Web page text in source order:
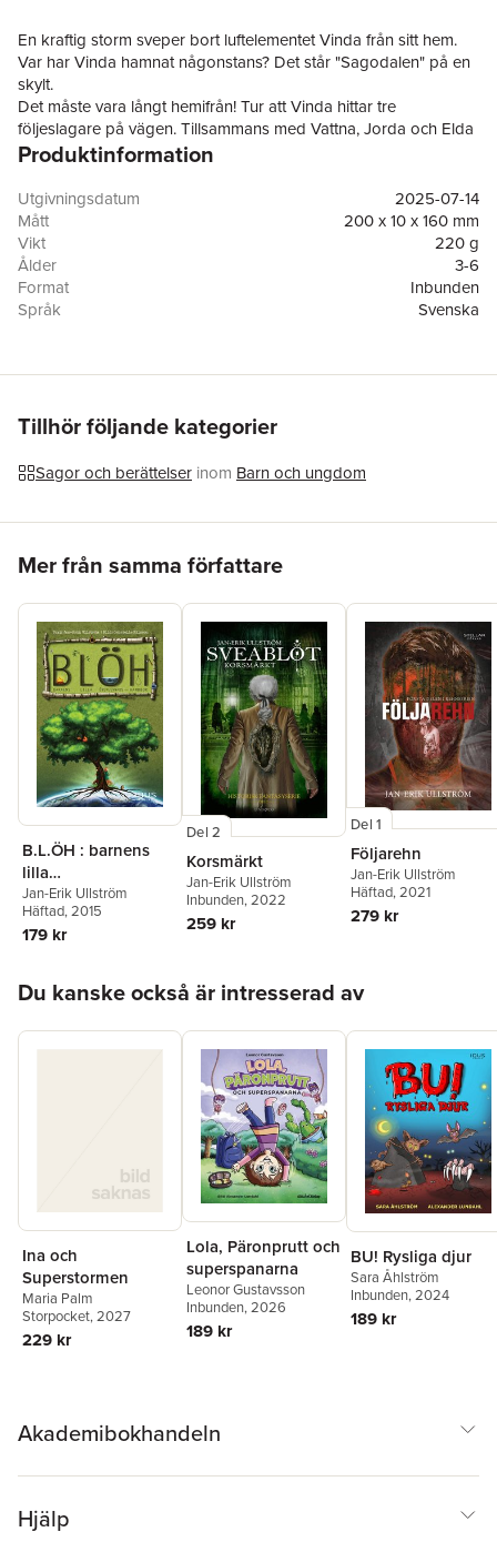
En kraftig storm sveper bort luftelementet Vinda från sitt hem.
Var har Vinda hamnat någonstans? Det står "Sagodalen" på en
skylt.
Det måste vara långt hemifrån! Tur att Vinda hittar tre
följeslagare på vägen. Tillsammans med Vattna, Jorda och Elda
ger de sig ut på en resa genom Sagodalen. De stöter på
som behöver deras hjälp. Vännerna kommer att behöva lösa
gåtor, övervinna hinder och samarbeta trots sina olikheter. Men
vad händer om de inte lyckas? Kan deras olikheter bli deras
största styrka? Och kommer de någonsin att hitta hem?
Är du redo att följa med Vinda och vännerna på deras första
stora äventyr i Elementens värld?
Produktinformation
Utgivningsdatum
2025-07-14
Mått
200 x 10 x 160 mm
Vikt
220 g
Ålder
3-6
Format
Inbunden
Språk
Svenska
Antal sidor
32
Illustratör
Miljömärkning
Tillhör följande kategorier
Sagor och berättelser inom Barn och ungdom
Mer från samma författare
B.L.ÖH : barnens
lilla
överlevnadshandbo
k
Jan-Erik Ullström
Häftad, 2015
179 kr
Del 2
Korsmärkt
Jan-Erik Ullström
Inbunden, 2022
259 kr
Del 1
Följarehn
Jan-Erik Ullström
Häftad, 2021
279 kr
Du kanske också är intresserad av
Ina och
Superstormen
Maria Palm
Storpocket, 2027
229 kr
Lola, Päronprutt och
superspanarna
Leonor Gustavsson
Inbunden, 2026
189 kr
BU! Rysliga djur
Sara Åhlström
Inbunden, 2024
189 kr
Akademibokhandeln
Hjälp